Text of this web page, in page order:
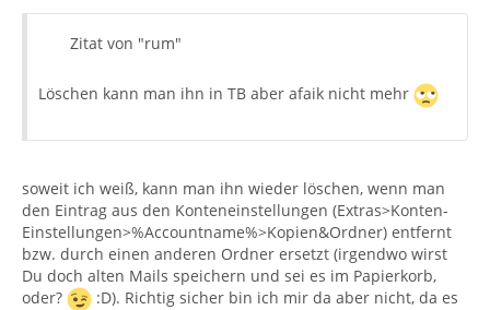
Zitat von "rum"
Löschen kann man ihn in TB aber afaik nicht mehr
soweit ich weiß, kann man ihn wieder löschen, wenn man
den Eintrag aus den Konteneinstellungen (Extras>Konten-
Einstellungen>%Accountname%>Kopien&Ordner) entfernt
bzw. durch einen anderen Ordner ersetzt (irgendwo wirst
Du doch alten Mails speichern und sei es im Papierkorb,
oder?
:D). Richtig sicher bin ich mir da aber nicht, da es